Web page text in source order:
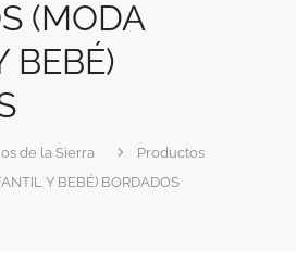
(MODA
BEBÉ)
de la Sierra
Productos
Y BEBÉ) BORDADOS